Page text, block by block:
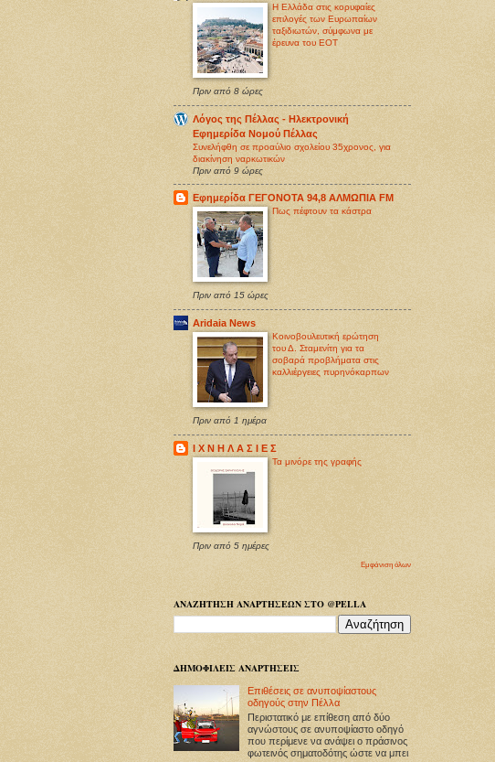
Η Ελλάδα στις κορυφαίες
επιλογές των Ευρωπαίων
ταξιδιωτών, σύμφωνα με
έρευνα του ΕΟΤ
Πριν από 8 ώρες
Λόγος της Πέλλας - Ηλεκτρονική
Εφημερίδα Νομού Πέλλας
Συνελήφθη σε προαύλιο σχολείου 35χρονος, για
διακίνηση ναρκωτικών
Πριν από 9 ώρες
Εφημερίδα ΓΕΓΟΝΟΤΑ 94,8 ΑΛΜΩΠΙΑ FM
Πως πέφτουν τα κάστρα
Πριν από 15 ώρες
Aridaia News
Κοινοβουλευτική ερώτηση
του Δ. Σταμενίτη για τα
σοβαρά προβλήματα στις
καλλιέργειες πυρηνόκαρπων
Πριν από 1 ημέρα
Ι Χ Ν Η Λ Α Σ Ι Ε Σ
Τα μινόρε της γραφής
Πριν από 5 ημέρες
Εμφάνιση όλων
ΑΝΑΖΗΤΗΣΗ ΑΝΑΡΤΗΣΕΩΝ ΣΤΟ @PELLA
ΔΗΜΟΦΙΛΕΙΣ ΑΝΑΡΤΗΣΕΙΣ
Επιθέσεις σε ανυποψίαστους
οδηγούς στην Πέλλα
Περιστατικό με επίθεση από δύο
αγνώστους σε ανυποψίαστο οδηγό
που περίμενε να ανάψει ο πράσινος
φωτεινός σηματοδότης ώστε να μπει